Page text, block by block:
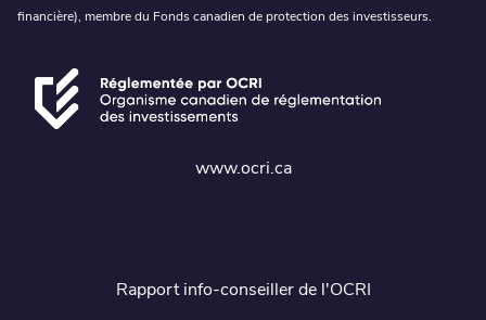
financière), membre du Fonds canadien de protection des investisseurs.
www.ocri.ca
Rapport info-conseiller de l'OCRI